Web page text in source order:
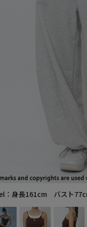
：身長161cm バスト